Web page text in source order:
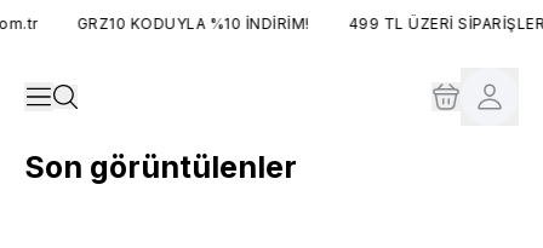
GRZ10 KODUYLA %10 İNDİRİM! 499 TL ÜZERİ
Son görüntülenler